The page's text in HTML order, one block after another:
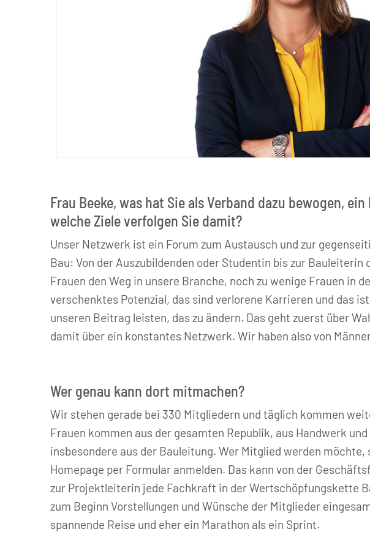
Frau Beeke, was hat Sie als Verband dazu bewogen,
welche Ziele verfolgen Sie damit?
Unser Netzwerk ist ein Forum zum Austausch und zur
Bau: Von der Auszubildenden oder Studentin bis zur
Frauen den Weg in unsere Branche, noch zu wenige Frauen in
verschenktes Potenzial, das sind verlorene Karrieren und das
unseren Beitrag leisten, das zu ändern. Das geht zuerst über
damit über ein konstantes Netzwerk. Wir haben also von
Wer genau kann dort mitmachen?
Wir stehen gerade bei 330 Mitgliedern und täglich kommen
Frauen kommen aus der gesamten Republik, aus Handwerk
insbesondere aus der Bauleitung. Wer Mitglied werden
Homepage per Formular anmelden. Das kann von der
zur Projektleiterin jede Fachkraft in der Wertschöpfungskette
zum Beginn Vorstellungen und Wünsche der Mitglieder
spannende Reise und eher ein Marathon als ein Sprint.